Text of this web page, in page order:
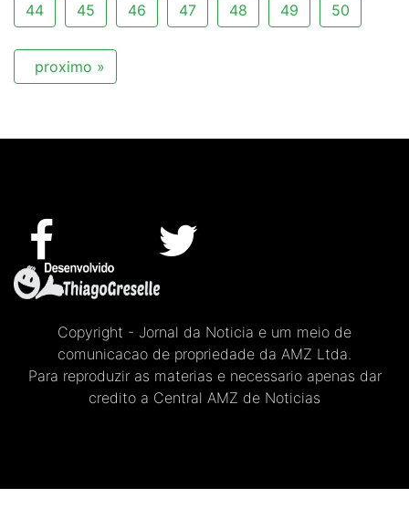
44 45 46 47 48 49 50
proximo »
Copyright - Jornal da Noticia e um meio de
comunicacao de propriedade da AMZ Ltda.
Para reproduzir as materias e necessario apenas dar
credito a Central AMZ de Noticias